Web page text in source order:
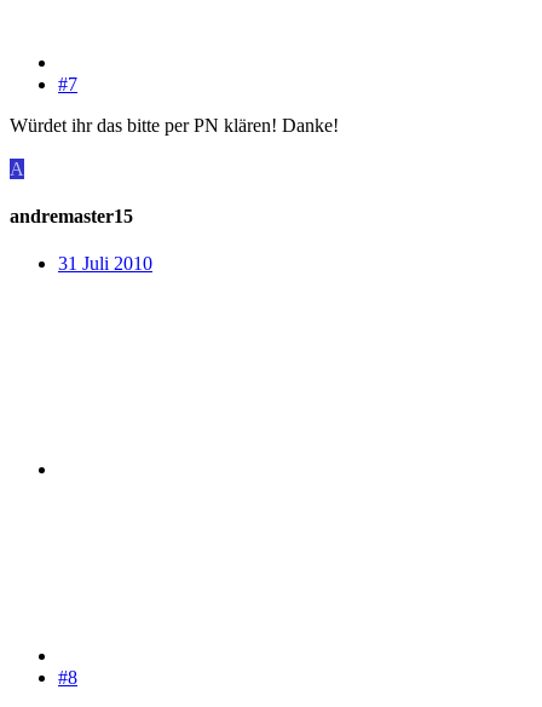
#7
Würdet ihr das bitte per PN klären! Danke!
A
andremaster15
31 Juli 2010
#8